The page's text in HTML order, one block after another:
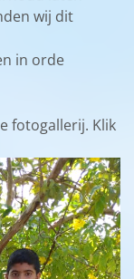
wij dit
in orde
fotogallerij. Klik